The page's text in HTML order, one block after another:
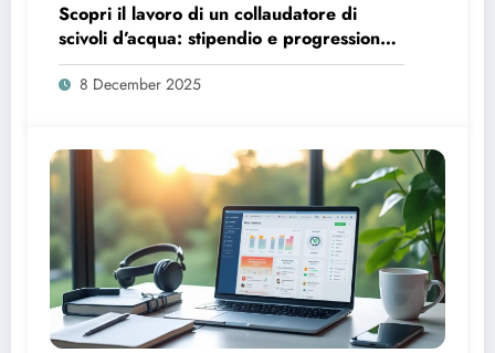
Scopri il lavoro di un collaudatore di
scivoli d’acqua: stipendio e progressione
di carriera
8 December 2025